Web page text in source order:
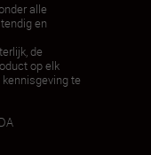
alle
en
de
op elk
te